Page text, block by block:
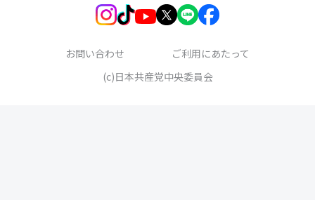
お問い合わせ
ご利用にあたって
(c)日本共産党中央委員会